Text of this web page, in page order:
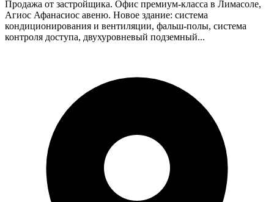
Продажа от застройщика. Офис премиум-класса в Лимасоле,
Агиос Афанасиос авеню. Новое здание: система
кондиционирования и вентиляции, фальш-полы, система
контроля доступа, двухуровневый подземный...